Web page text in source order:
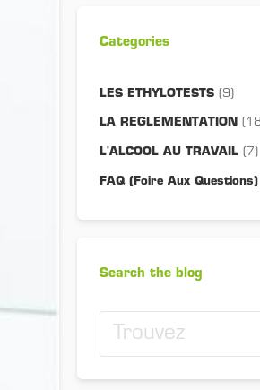
Categories
LES ETHYLOTESTS (9)
LA REGLEMENTATION (18)
L'ALCOOL AU TRAVAIL (7)
FAQ (Foire Aux Questions)
Search the blog